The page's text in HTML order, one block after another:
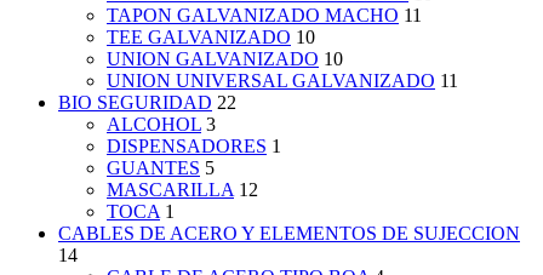
TAPON GALVANIZADO MACHO 11
TEE GALVANIZADO 10
UNION GALVANIZADO 10
UNION UNIVERSAL GALVANIZADO 11
BIO SEGURIDAD 22
ALCOHOL 3
DISPENSADORES 1
GUANTES 5
MASCARILLA 12
TOCA 1
CABLES DE ACERO Y ELEMENTOS DE SUJECCION
14